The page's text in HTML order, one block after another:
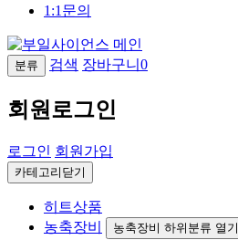
1:1문의
분류 검색 장바구니 0
회원로그인
로그인 회원가입
카테고리닫기
히트상품
농축장비
농축장비 하위분류 열기